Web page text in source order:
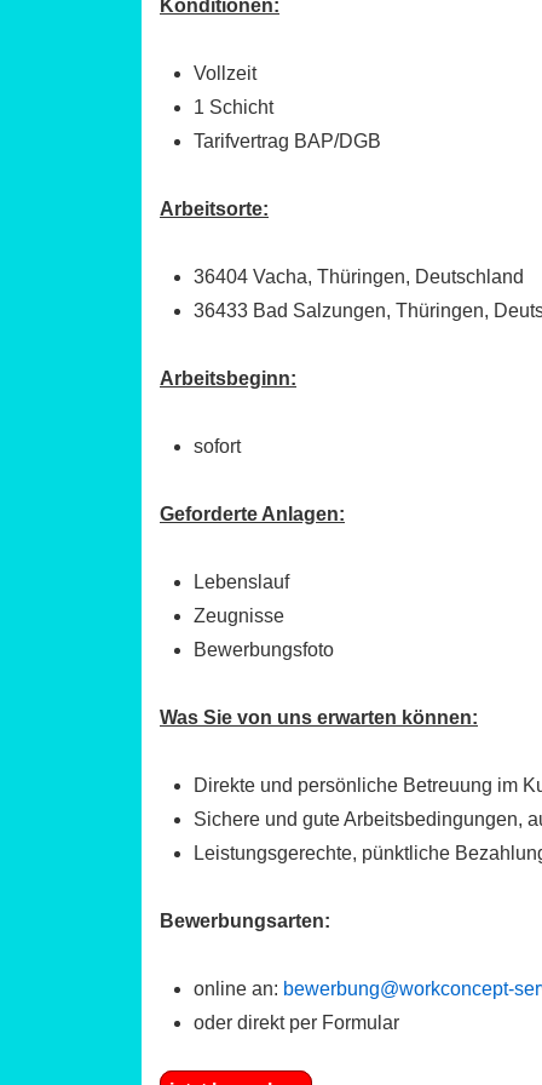
Konditionen:
Vollzeit
1 Schicht
Tarifvertrag BAP/DGB
Arbeitsorte:
36404 Vacha, Thüringen, Deutschland
36433 Bad Salzungen, Thüringen,
Arbeitsbeginn:
sofort
Geforderte Anlagen:
Lebenslauf
Zeugnisse
Bewerbungsfoto
Was Sie von uns erwarten können:
Direkte und persönliche Betreuung im
Sichere und gute Arbeitsbedingungen,
Leistungsgerechte, pünktliche
Bewerbungsarten:
online an: bewerbung@workconcept-
oder direkt per Formular